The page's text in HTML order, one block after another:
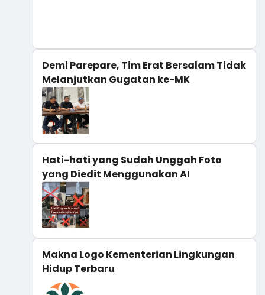
Demi Parepare, Tim Erat Bersalam Tidak
Melanjutkan Gugatan ke-MK
Hati-hati yang Sudah Unggah Foto
yang Diedit Menggunakan AI
Makna Logo Kementerian Lingkungan
Hidup Terbaru